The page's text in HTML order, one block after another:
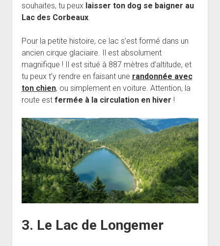
souhaites, tu peux laisser ton dog se baigner au
Lac des Corbeaux.
Pour la petite histoire, ce lac s’est formé dans un
ancien cirque glaciaire. Il est absolument
magnifique ! Il est situé à 887 mètres d’altitude, et
tu peux t’y rendre en faisant une randonnée avec
ton chien, ou simplement en voiture. Attention, la
route est fermée à la circulation en hiver !
3. Le Lac de Longemer